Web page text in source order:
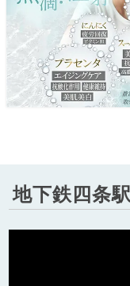
地下鉄四条